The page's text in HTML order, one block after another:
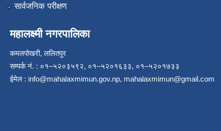
सार्वजनिक परीक्षण
महालक्ष्मी नगरपालिका
कमलपोखरी, ललितपुर
सम्पर्क नं. : ०१–५२०३५९२, ०१–५२०१६३३, ०१–५२०१७३३
ईमेल : info@mahalaxmimun.gov.np, mahalaxmimun@gmail.com